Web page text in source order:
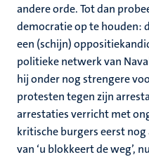
andere orde. Tot dan
democratie op te houden:
een (schijn)
politieke netwerk van
hij onder nog strengere
protesten tegen zijn
arrestaties verricht met
kritische burgers eerst
van ‘u blokkeert de weg’,